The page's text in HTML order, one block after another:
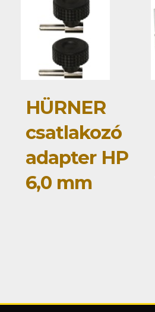
HÜRNER
csatlakozó
adapter HP
6,0 mm